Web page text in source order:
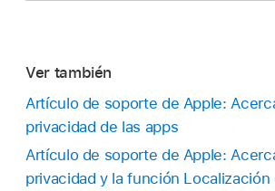
Ver también
Artículo de soporte de Apple:
privacidad de las apps
Artículo de soporte de Apple:
privacidad y la función Localización